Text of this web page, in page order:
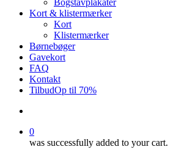
Bogstavplakater
Kort & klistermærker
Kort
Klistermærker
Børnebøger
Gavekort
FAQ
Kontakt
TilbudOp til 70%
0
was successfully added to your cart.